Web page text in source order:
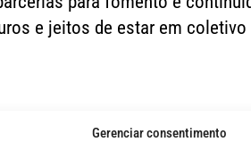
Gerenciar consentimento
e jeitos de estar em coletivo